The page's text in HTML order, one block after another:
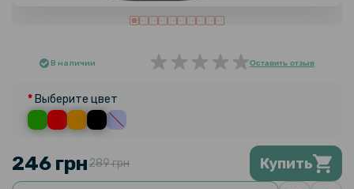
В наличии Оставить отзыв
Выберите цвет
246 грн289 грн Купить